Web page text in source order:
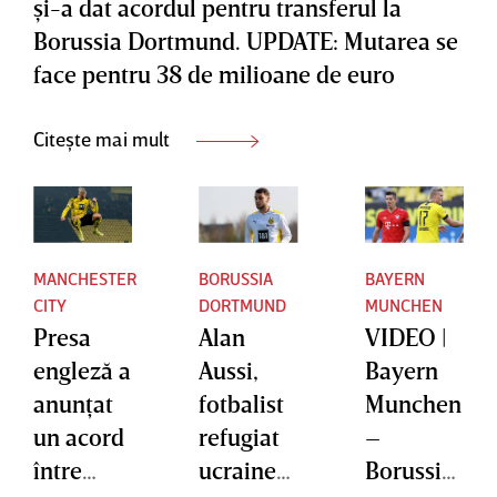
şi-a dat acordul pentru transferul la
Borussia Dortmund. UPDATE: Mutarea se
face pentru 38 de milioane de euro
Citește mai mult
MANCHESTER
CITY
Presa
engleză a
anunţat
un acord
între
BORUSSIA
DORTMUND
Alan
Aussi,
fotbalist
refugiat
ucrainea
BAYERN
MUNCHEN
VIDEO |
Bayern
Munchen
–
Borussia